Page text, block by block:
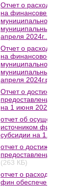
Отчет о
на финансове
муниципального
муниципальных
апреля 2024г..pdf
Отчет о
на финансовое
муниципального
муниципальных
апреля 2024г.pdf
Отчет о
предоставления
на 1 июня
отчет об
источником
субсидии на
отчет о
предоставления
(263 КБ)
отчет о
фин